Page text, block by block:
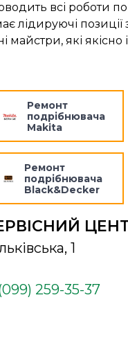
всі роботи
лідируючі
майстри, які
Ремонт
подрібнювача
Makita
Ремонт
подрібнювача
Black&Decker
1
259-35-37